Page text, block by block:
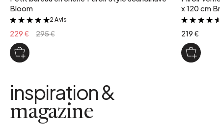
Bloom
&
2 Avis
229 € 295 €
x 120 cm
219 €
inspiration &
magazine